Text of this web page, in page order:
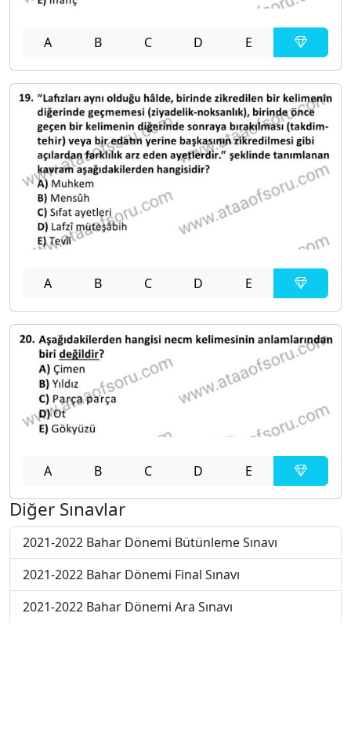
A B C D E
A B C D E
A B C D E
Diğer Sınavlar
2021-2022 Bahar Dönemi Bütünleme Sınavı
2021-2022 Bahar Dönemi Final Sınavı
2021-2022 Bahar Dönemi Ara Sınavı